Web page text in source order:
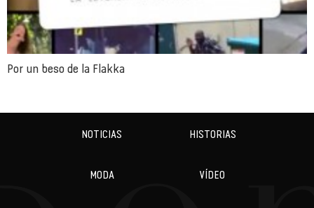
Por un beso de la Flakka
NOTICIAS HISTORIAS
MODA VÍDEO